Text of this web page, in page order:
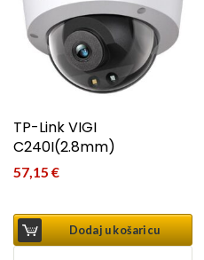
TP-Link VIGI
C240I(2.8mm)
57,15 €
Dodaj u košaricu